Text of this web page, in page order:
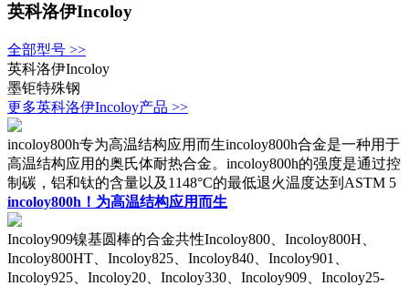
英科洛伊Incoloy
全部型号 >>
英科洛伊Incoloy
墨钜特殊钢
更多英科洛伊Incoloy产品 >>
incoloy800h专为高温结构应用而生incoloy800h合金是一种用于
高温结构应用的奥氏体耐热合金。incoloy800h的强度是通过控
制碳，铝和钛的含量以及1148°C的最低退火温度达到ASTM 5
incoloy800h！为高温结构应用而生
Incoloy909镍基圆棒的合金共性Incoloy800、Incoloy800H、
Incoloy800HT、Incoloy825、Incoloy840、Incoloy901、
Incoloy925、Incoloy20、Incoloy330、Incoloy909、Incoloy25-